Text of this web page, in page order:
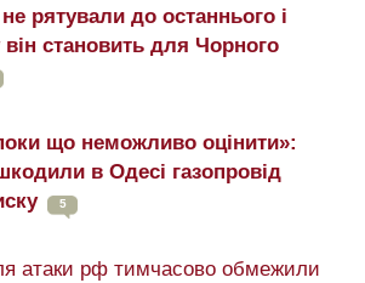
рятували до останнього і
він становить для Чорного
що неможливо оцінити»:
в Одесі газопровід
5
атаки рф тимчасово обмежили